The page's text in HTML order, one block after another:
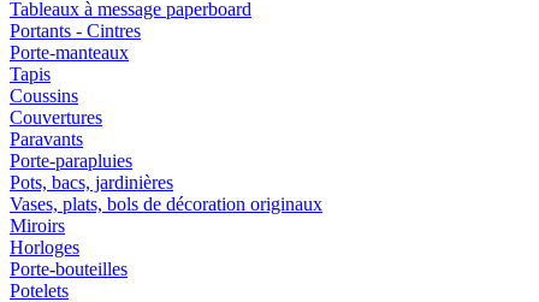
Tableaux à message paperboard
Portants - Cintres
Porte-manteaux
Tapis
Coussins
Couvertures
Paravants
Porte-parapluies
Pots, bacs, jardinières
Vases, plats, bols de décoration originaux
Miroirs
Horloges
Porte-bouteilles
Potelets